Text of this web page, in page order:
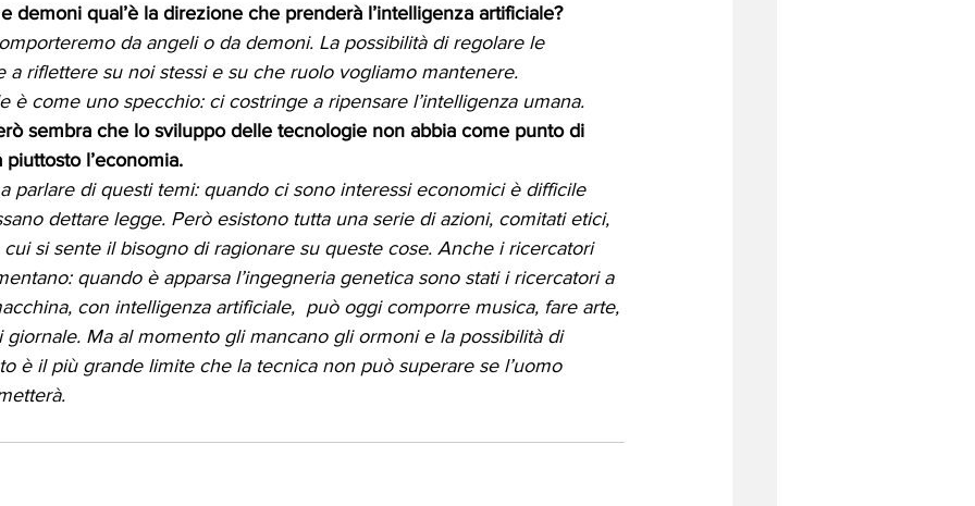
demoni qual’è la direzione che prenderà l’intelligenza artificiale?
da angeli o da demoni. La possibilità di regolare le
a riflettere su noi stessi e su che ruolo vogliamo mantenere.
è come uno specchio: ci costringe a ripensare l’intelligenza umana.
sembra che lo sviluppo delle tecnologie non abbia come punto di
piuttosto l’economia.
parlare di questi temi: quando ci sono interessi economici è difficile
dettare legge. Però esistono tutta una serie di azioni, comitati etici,
si sente il bisogno di ragionare su queste cose. Anche i ricercatori
quando è apparsa l’ingegneria genetica sono stati i ricercatori a
con intelligenza artificiale,  può oggi comporre musica, fare arte,
Ma al momento gli mancano gli ormoni e la possibilità di
è il più grande limite che la tecnica non può superare se l’uomo